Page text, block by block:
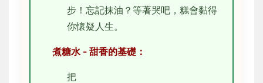
步！忘記抹油？等著哭吧，糕會黏得
你懷疑人生。
煮糖水 - 甜香的基礎：
把